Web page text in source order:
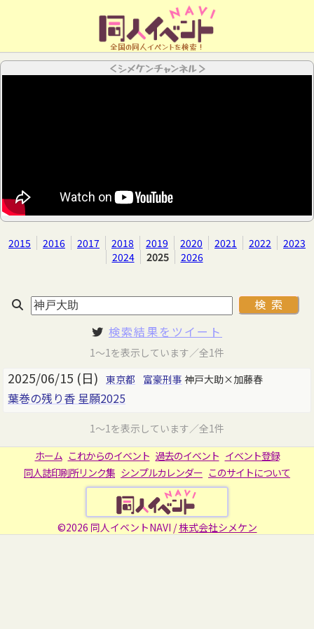
全国の同人イベントを検索！
＜シメケンチャンネル＞
2015 2016 2017 2018 2019 2020 2021 2022
2023
2024
2025 2026
検索結果をツイート
1～1を表示しています／全1件
2025/06/15 (日) 東京都 富豪刑事 神戸大助×加藤春
葉巻の残り香 星願2025
1～1を表示しています／全1件
ホーム これからのイベント 過去のイベント イベント登録
同人誌印刷所リンク集 シンプルカレンダー このサイトについて
©2026 同人イベントNAVI /株式会社シメケン